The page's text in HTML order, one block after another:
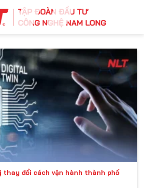
thay đổi cách vận hành thành phố